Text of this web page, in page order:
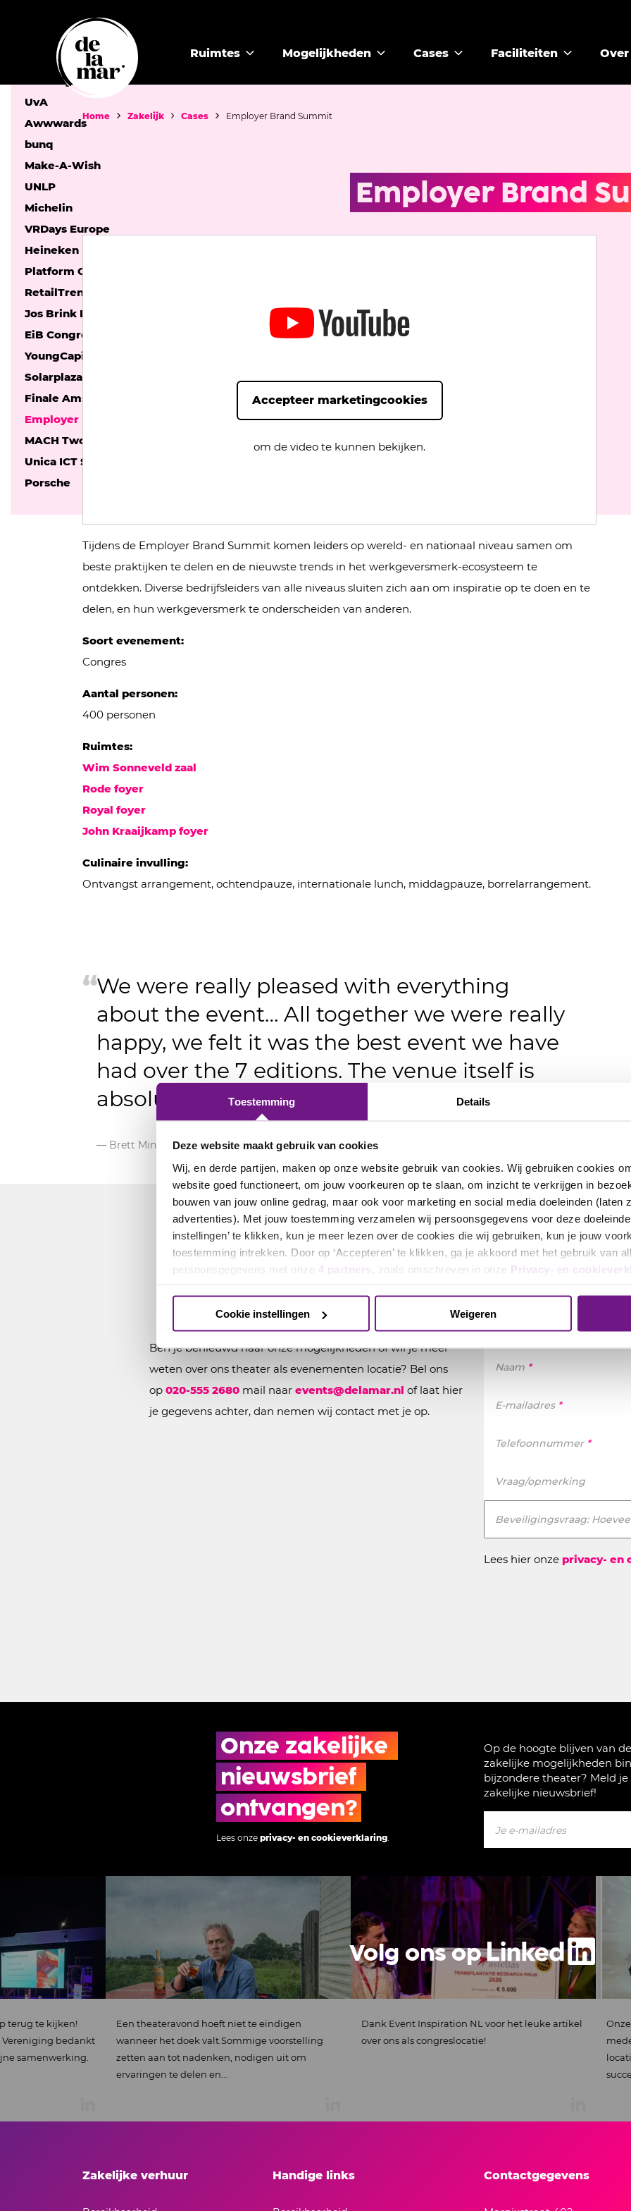
Toestemming Details
Deze website maakt gebruik van cookies
Wij, en derde partijen, maken op onze website gebruik van cookies. Wij gebruiken cookies
website goed functioneert, om jouw voorkeuren op te slaan, om inzicht te verkrijgen in
bouwen van jouw online gedrag, maar ook voor marketing en social media doeleinden (laten
advertenties). Met jouw toestemming verzamelen wij persoonsgegevens voor deze
instellingen’ te klikken, kun je meer lezen over de cookies die wij gebruiken, kun je jouw
toestemming intrekken. Door op ‘Accepteren’ te klikken, ga je akkoord met het gebruik van
persoonsgegevens met onze 4 partners , zoals omschreven in onze Privacy- en
Cookie instellingen Weigeren
Ruimtes Mogelijkheden Cases Faciliteiten
Home Zakelijk Cases Employer Brand Summit
Cases
Booking com
UvA
Awwwards
bunq
Make-A-Wish
UNLP
Michelin
VRDays Europe
Heineken
Platform Cultuur Locaties
RetailTrends
Jos Brink Prijs 2021
EiB Congres
YoungCapital
Solarplaza Summit 2023
Finale Amsterdamse Debatbattle
Employer Brand Summit
MACH Two conference
Unica ICT Solutions
Porsche
Employer Brand
Accepteer marketingcookies
om de video te kunnen bekijken.
Tijdens de Employer Brand Summit komen leiders op wereld- en nationaal niveau samen om
beste praktijken te delen en de nieuwste trends in het werkgeversmerk-ecosysteem te
ontdekken. Diverse bedrijfsleiders van alle niveaus sluiten zich aan om inspiratie op te doen en te
delen, en hun werkgeversmerk te onderscheiden van anderen.
Soort evenement:
Congres
Aantal personen:
400 personen
Ruimtes:
Wim Sonneveld zaal
Rode foyer
Royal foyer
John Kraaijkamp foyer
Culinaire invulling:
Ontvangst arrangement, ochtendpauze, internationale lunch, middagpauze, borrelarrangement.
We were really pleased with everything
about the event… All together we were really
happy, we felt it was the best event we have
had over the 7 editions. The venue itself is
absolutely stunning too!
— Brett Minchington, Founder/CEO, Employer Brand day 2023'
Nieuwsgierig
Ben je benieuwd naar onze mogelijkheden of wil je meer
weten over ons theater als evenementen locatie? Bel ons
op 020-555 2680 mail naar events@delamar.nl of laat hier
je gegevens achter, dan nemen wij contact met je op.
Naam *
E-mailadres *
Telefoonnummer *
Vraag/opmerking
Beveiligingsvraag:
Lees hier onze privacy- en
Onze zakelijke
nieuwsbrief
ontvangen?
Lees onze privacy- en cookieverklaring.
Op de hoogte blijven van
zakelijke mogelijkheden
bijzondere theater? Meld
zakelijke nieuwsbrief!
theateravond hoeft niet te eindigen
het doek valt.Sommige voorstelling
aan tot nadenken, nodigen uit om
Dank Event Inspiration NL voor het leuke artikel
over ons als congreslocatie!
Onze medewerkers denken
medewerkers-event of relatie-
locatie EN met onze connecties
Volg ons op
Contactgegevens
Handige links
Zakelijke verhuur